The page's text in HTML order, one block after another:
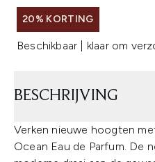
20% KORTING
Beschikbaar | klaar om
BESCHRIJVING
Verken nieuwe hoogten
Ocean Eau de Parfum. De